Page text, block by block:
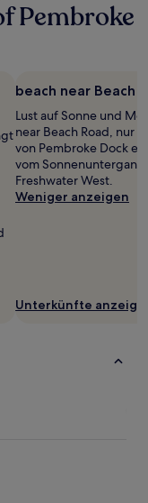
Pembroke
beach near Beach
Lust auf Sonne und
near Beach Road, nur
von Pembroke Dock
vom
Freshwater West.
Weniger anzeigen
Unterkünfte